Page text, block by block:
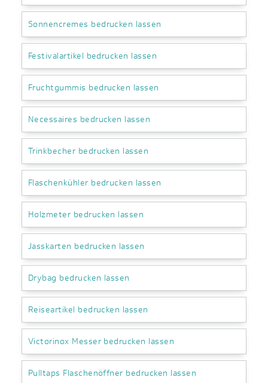
Sonnencremes bedrucken lassen
Festivalartikel bedrucken lassen
Fruchtgummis bedrucken lassen
Necessaires bedrucken lassen
Trinkbecher bedrucken lassen
Flaschenkühler bedrucken lassen
Holzmeter bedrucken lassen
Jasskarten bedrucken lassen
Drybag bedrucken lassen
Reiseartikel bedrucken lassen
Victorinox Messer bedrucken lassen
Pulltaps Flaschenöffner bedrucken lassen